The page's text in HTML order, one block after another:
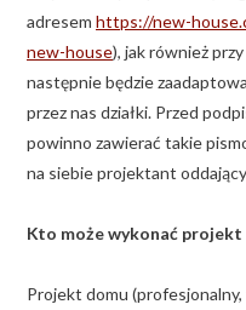
adresem https://new-
new-house), jak również
następnie będzie
przez nas działki. Przed
powinno zawierać takie
na siebie projektant
Kto może wykonać projekt
Projekt domu